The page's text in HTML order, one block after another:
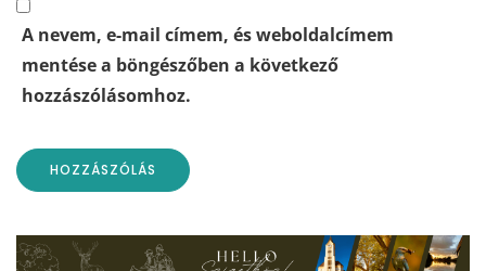
A nevem, e-mail címem, és weboldalcímem
mentése a böngészőben a következő
hozzászólásomhoz.